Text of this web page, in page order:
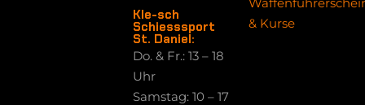
Kle-sch
Schiesssport
St. Daniel:
Do. & Fr.: 13 – 18
Uhr
Samstag: 10 – 17
& Kurse